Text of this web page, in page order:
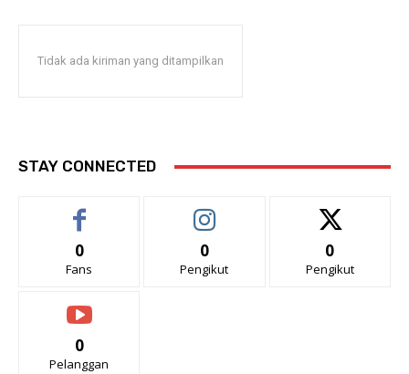
Tidak ada kiriman yang ditampilkan
STAY CONNECTED
0
Fans
0
Pengikut
0
Pengikut
0
Pelanggan